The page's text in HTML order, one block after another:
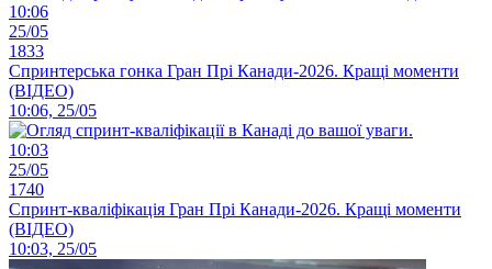
10:06
25/05
1833
Спринтерська гонка Гран Прі Канади-2026. Кращі моменти
(ВІДЕО)
10:06, 25/05
10:03
25/05
1740
Спринт-кваліфікація Гран Прі Канади-2026. Кращі моменти
(ВІДЕО)
10:03, 25/05